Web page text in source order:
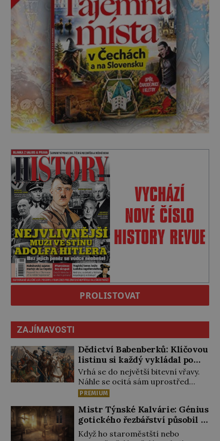
PROLISTOVAT
ZAJÍMAVOSTI
Dědictví Babenberků: Klíčovou
listinu si každý vykládal po
svém
Vrhá se do největší bitevní vřavy.
Náhle se ocitá sám uprostřed
nepřátel. Nikdo z jeho věrných si
vévoda Fridrich II. padne 15.
června 1246 při střetu s Uhry na
Litavě. „Tvrdý muž, statečný v boji,
PREMIUM
Mistr Týnské Kalvárie: Génius
gotického řezbářství působil v
Praze
Když ho staroměstští nebo